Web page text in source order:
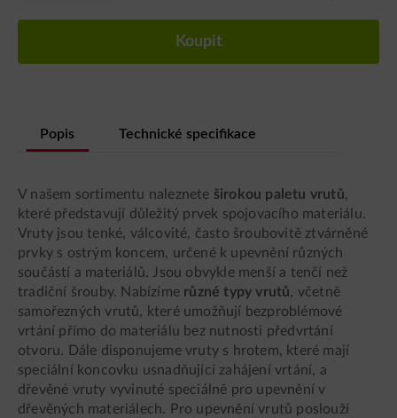
Koupit
Popis Technické specifikace
V našem sortimentu naleznete širokou paletu vrutů,
které představují důležitý prvek spojovacího materiálu.
Vruty jsou tenké, válcovité, často šroubovitě ztvárněné
prvky s ostrým koncem, určené k upevnění různých
součástí a materiálů. Jsou obvykle menší a tenčí než
tradiční šrouby. Nabízíme různé typy vrutů, včetně
samořezných vrutů, které umožňují bezproblémové
vrtání přímo do materiálu bez nutnosti předvrtání
otvoru. Dále disponujeme vruty s hrotem, které mají
speciální koncovku usnadňující zahájení vrtání, a
dřevěné vruty vyvinuté speciálně pro upevnění v
dřevěných materiálech. Pro upevnění vrutů poslouží